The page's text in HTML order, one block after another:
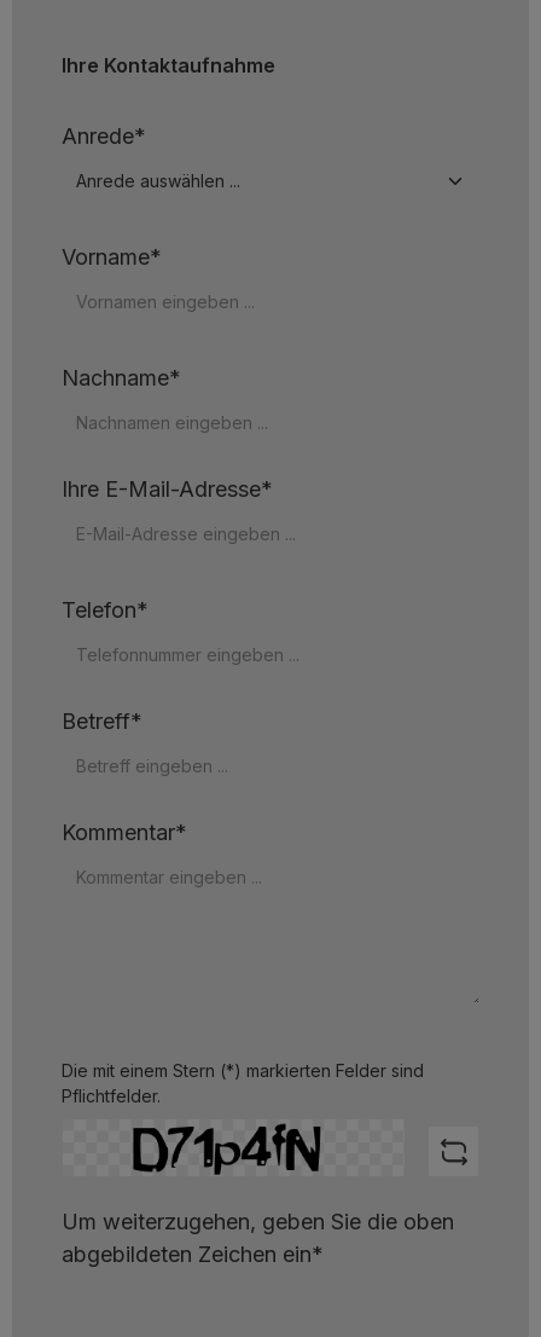
Ihre Kontaktaufnahme
Anrede*
Vorname*
Nachname*
Ihre E-Mail-Adresse*
Telefon*
Betreff*
Kommentar*
Die mit einem Stern (*) markierten Felder sind
Pflichtfelder.
Um weiterzugehen, geben Sie die oben
abgebildeten Zeichen ein*